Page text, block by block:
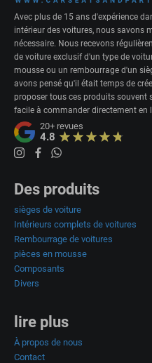
Avec plus de 15 ans d'expérience
intérieur des voitures, nous savons
nécessaire. Nous recevons
de voiture exclusif d'un type de
mousse ou un rembourrage d'un
avons pensé qu'il était temps de
proposer tous ces produits souvent
facile à commander directement en
20+ revues
4.8
Des produits
sièges de voiture
Intérieurs complets de voitures
Rembourrage de voitures
pièces en mousse
Composants
Divers
lire plus
À propos de nous
Contact